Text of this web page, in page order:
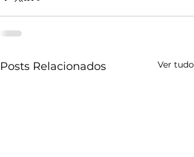
Posts Relacionados Ver tudo